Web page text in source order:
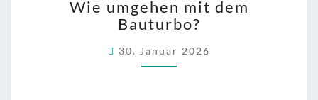
UMGEHEN
MIT
BAUTURBO?
Wie umgehen mit dem
Bauturbo?
30. Januar 2026